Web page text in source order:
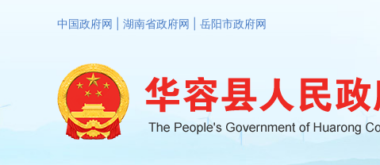
中国政府网 湖南省政府网 岳阳市政府网